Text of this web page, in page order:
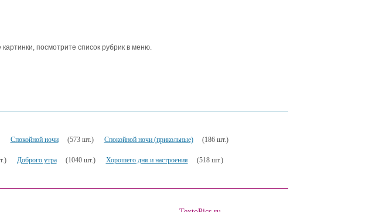
посмотрите список рубрик в меню.
Спокойной ночи (573 шт.) Спокойной ночи (прикольные) (186 шт.)
Доброго утра (1040 шт.) Хорошего дня и настроения (518 шт.)